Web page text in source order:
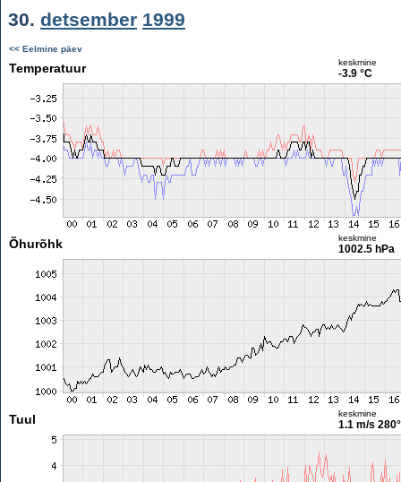
30. detsember 1999
<< Eelmine päev
Temperatuur keskmine
-3.9 °C
Õhurõhk keskmine
1002.5 hPa
Tuul keskmine
1.1 m/s 280°